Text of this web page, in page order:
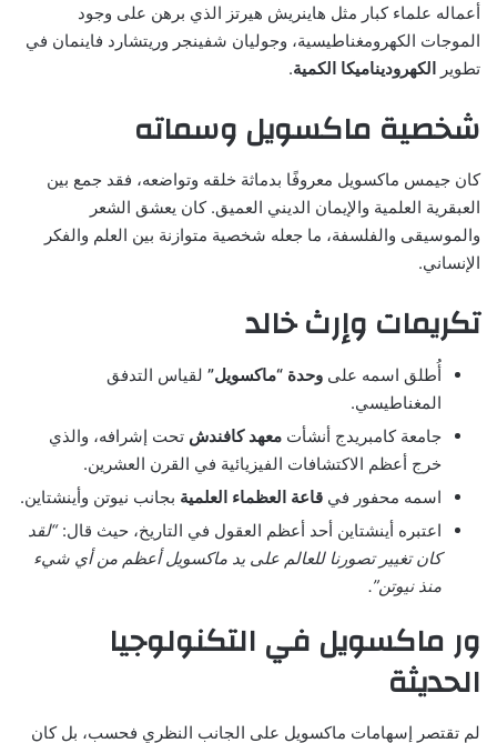
أعماله علماء كبار مثل هاينريش هيرتز الذي برهن على وجود
الموجات الكهرومغناطيسية، وجوليان شفينجر وريتشارد فاينمان في
تطوير الكهروديناميكا الكمية.
شخصية ماكسويل وسماته
كان جيمس ماكسويل معروفًا بدماثة خلقه وتواضعه، فقد جمع بين
العبقرية العلمية والإيمان الديني العميق. كان يعشق الشعر
والموسيقى والفلسفة، ما جعله شخصية متوازنة بين العلم والفكر
الإنساني.
تكريمات وإرث خالد
أُطلق اسمه على وحدة “ماكسويل” لقياس التدفق
المغناطيسي.
جامعة كامبريدج أنشأت معهد كافندش تحت إشرافه، والذي
خرج أعظم الاكتشافات الفيزيائية في القرن العشرين.
اسمه محفور في قاعة العظماء العلمية بجانب نيوتن وأينشتاين.
اعتبره أينشتاين أحد أعظم العقول في التاريخ، حيث قال:“لقد
كان تغيير تصورنا للعالم على يد ماكسويل أعظم من أي شيء
منذ نيوتن”.
ور ماكسويل في التكنولوجيا
الحديثة
لم تقتصر إسهامات ماكسويل على الجانب النظري فحسب، بل كان